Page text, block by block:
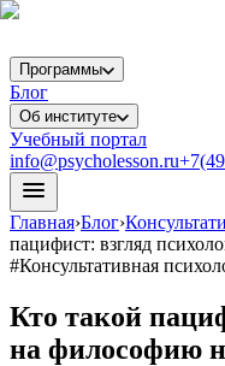
Программы
Блог
Об институте
Учебный портал
info@psycholesson.ru
Главная›Блог›
пацифист: взгляд
#Консультативная
Кто такой
на философию